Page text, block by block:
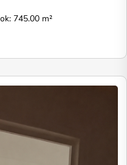
745.00 m²